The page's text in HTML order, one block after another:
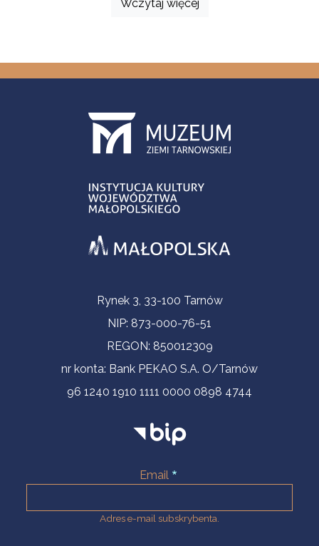
Wczytaj więcej
Informacje kontaktoweRynek 3, 33-100 Tarnów
NIP: 873-000-76-51
REGON: 850012309
nr konta: Bank PEKAO S.A. O/Tarnów
96 1240 1910 1111 0000 0898 4744
Email
Adres e-mail subskrybenta.